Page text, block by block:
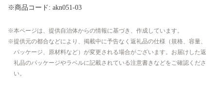
※商品コード: akn051-03
本ページは、提供自治体からの情報に基づき、作成しています。
提供元の都合などにより、掲載中に予告なく返礼品の仕様（規格、容量、
パッケージ、原材料など）が変更される場合がございます。お届けした返
礼品のパッケージやラベルに記載されている注意書きなどをご確認くださ
い。